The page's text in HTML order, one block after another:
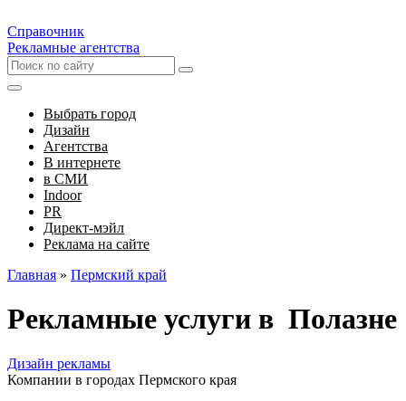
Справочник
Рекламные агентства
Выбрать город
Дизайн
Агентства
В интернете
в СМИ
Indoor
PR
Директ-мэйл
Реклама на сайте
Главная » Пермский край
Рекламные услуги в Полазне
Дизайн рекламы
Компании в городах Пермского края